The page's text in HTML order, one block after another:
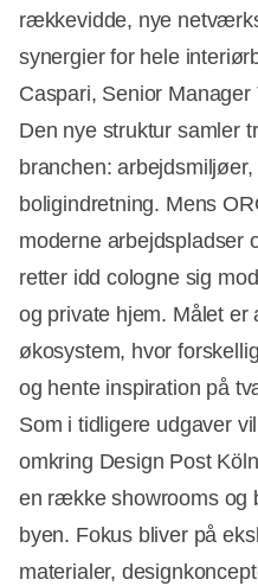
rækkevidde, nye
synergier for hele
Caspari, Senior
Den nye struktur samler
branchen:
boligindretning. Mens
moderne arbejdspladser
retter idd cologne sig
og private hjem. Målet er
økosystem, hvor
og hente inspiration på
Som i tidligere udgaver
omkring Design Post
en række showrooms og
byen. Fokus bliver på
materialer,